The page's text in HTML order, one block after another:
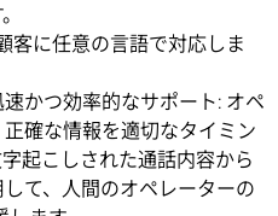
客に任意の言語で対応しま
かつ効率的なサポート: オペ
確な情報を適切なタイミン
起こしされた通話内容から
て、人間のオペレーターの